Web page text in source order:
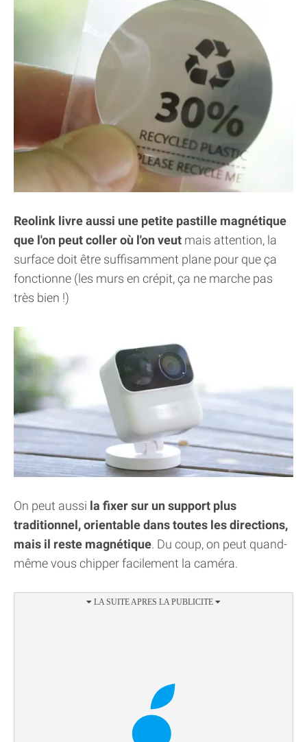
Reolink livre aussi une petite pastille magnétique
que l'on peut coller où l'on veut mais attention, la
surface doit être suffisamment plane pour que ça
fonctionne (les murs en crépit, ça ne marche pas
très bien !)
On peut aussi la fixer sur un support plus
traditionnel, orientable dans toutes les directions,
mais il reste magnétique. Du coup, on peut quand-
même vous chipper facilement la caméra.